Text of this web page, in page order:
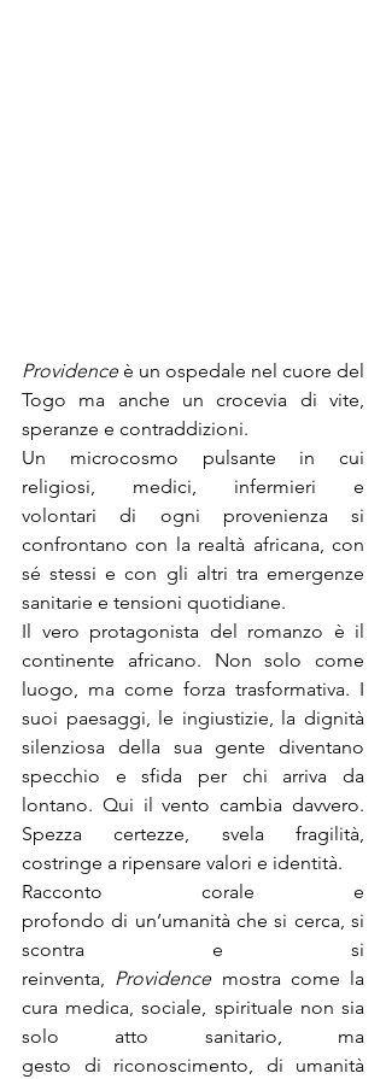
Providence è un ospedale nel cuore del
Togo ma anche un crocevia di vite,
speranze e contraddizioni.
Un microcosmo pulsante in cui
religiosi, medici, infermieri e
volontari di ogni provenienza si
confrontano con la realtà africana, con
sé stessi e con gli altri tra emergenze
sanitarie e tensioni quotidiane.
Il vero protagonista del romanzo è il
continente africano. Non solo come
luogo, ma come forza trasformativa. I
suoi paesaggi, le ingiustizie, la dignità
silenziosa della sua gente diventano
specchio e sfida per chi arriva da
lontano. Qui il vento cambia davvero.
Spezza certezze, svela fragilità,
costringe a ripensare valori e identità.
Racconto corale e
profondo di un’umanità che si cerca, si
scontra e si
reinventa, Providence mostra come la
cura medica, sociale, spirituale non sia
solo atto sanitario, ma
gesto di riconoscimento, di umanità